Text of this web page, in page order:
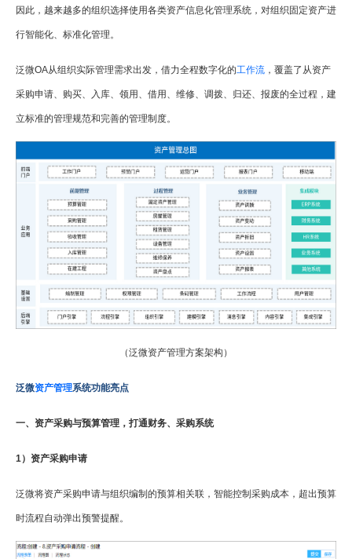
因此，越来越多的组织选择使用各类资产信息化管理系统，对组织固定资产进
行智能化、标准化管理。
泛微OA从组织实际管理需求出发，借力全程数字化的工作流 ，覆盖了从资产
采购申请、购买、入库、领用、借用、维修、调拨、归还、报废的全过程，建
立标准的管理规范和完善的管理制度。
（泛微资产管理方案架构）
泛微资产管理系统功能亮点
一、资产采购与预算管理，打通财务、采购系统
1）资产采购申请
泛微将资产采购申请与组织编制的预算相关联，智能控制采购成本，超出预算
时流程自动弹出预警提醒。